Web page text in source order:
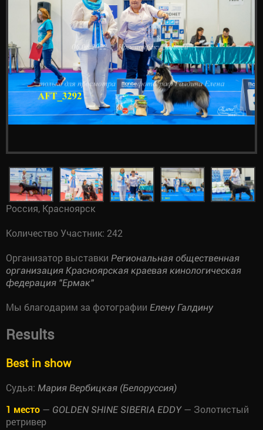
Россия, Красноярск
Количество Участник: 242
Организатор выставки Региональная общественная
организация Красноярская краевая кинологическая
федерация "Ермак"
Мы благодарим за фотографии Елену Галдину
Results
Best in show
Судья: Мария Вербицкая (Белоруссия)
1 место — GOLDEN SHINE SIBERIA EDDY— Золотистый
ретривер